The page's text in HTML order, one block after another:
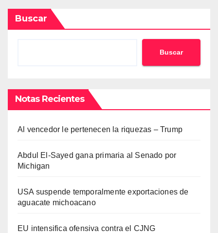
Buscar
Buscar
Notas Recientes
Al vencedor le pertenecen la riquezas – Trump
Abdul El-Sayed gana primaria al Senado por
Michigan
USA suspende temporalmente exportaciones de
aguacate michoacano
EU intensifica ofensiva contra el CJNG